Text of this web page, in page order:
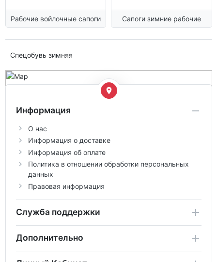
Рабочие войлочные сапоги Сапоги зимние рабочие
Спецобувь зимняя
Информация
О нас
Информация о доставке
Информация об оплате
Политика в отношении обработки персональных
данных
Правовая информация
Служба поддержки
Дополнительно